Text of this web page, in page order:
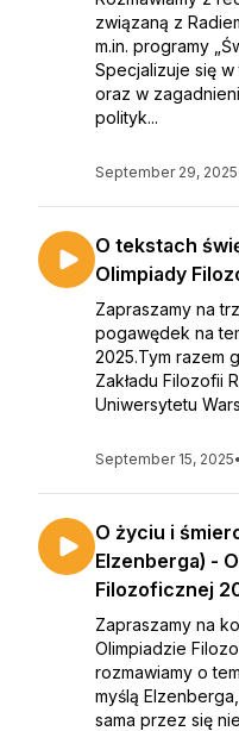
związaną z
m.in. programy
Specjalizuje się
oraz w
polityk...
September 29, 2025
O tekstach
Olimpiady
Zapraszamy na
pogawędek na
2025.Tym razem
Zakładu Filozofii
Uniwersytetu
September 15, 2025•
O życiu i
Elzenberga) -
Filozoficznej
Zapraszamy na
Olimpiadzie
rozmawiamy o
myślą
sama przez się